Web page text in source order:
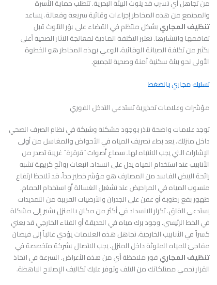
من تجاهل أي تسرب قد يلوث البيئة البحرية. تتطلب حماية الأسرة
والمجتمع من هذه المخاطر إجراءات وقائية سريعة وفعالة. يساعد
تنظيف المجاريبشكل منتظم في القضاء على بؤر التلوث قبل
تفاقمها وانتشارها. تعتبر التكلفة المادية لمعالجة الآثار الصحية أعلى
بكثير من تكلفة الصيانة الوقائية. الوعي بهذه المخاطر هو الخطوة
الأولى نحو بيئة سكنية آمنة وصحية للجميع.
تسليك مجاري بالضغط
مؤشرات وعلامات تحذيرية تستدعي التدخل الفوري
توجد علامات واضحة تنذر بوجود مشكلة وشيكة في نظام الصرف الصحي
داخل منزلك. يعد بطء تصريف المياه في الأحواض والمغاسل من أولى
الإشارات التي يجب الانتباه لها. سماع أصوات “قرقرة” غريبة تصدر من
الأنابيب عند استخدام المياه يدل على انسداد. انبعاث روائح كريهة تشبه
رائحة البيض الفاسد من المصارف هو مؤشر خطير جداً. قد تلاحظ ارتفاع
منسوب المياه في المراحيض عند تشغيل الغسالة أو استخدام الحمام.
ظهور بقع رطوبة أو عفن على الجدران والأرضيات القريبة من التمديدات
يستدعي القلق. تكرار الانسداد في أكثر من مكان بالمنزل يشير إلى مشكلة
في الخط الرئيسي. وجود برك مياه في الحديقة أو الفناء الخارجي قد يعني
كسراً في الأنابيب الخارجية. تجاهل هذه العلامات يؤدي غالباً إلى فيضان
مفاجئ للمياه الملوثة داخل المنزل. يجب الاتصال بشركة متخصصة في
تنظيف المجاريفور ملاحظة أي من هذه الأعراض. السرعة في اتخاذ
القرار تحمي ممتلكاتك من التلف وتوفر عليك تكاليف الإصلاح الباهظة.